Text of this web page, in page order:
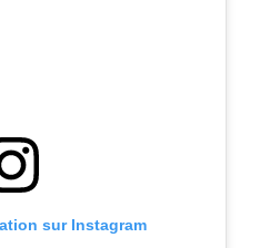
sur Instagram